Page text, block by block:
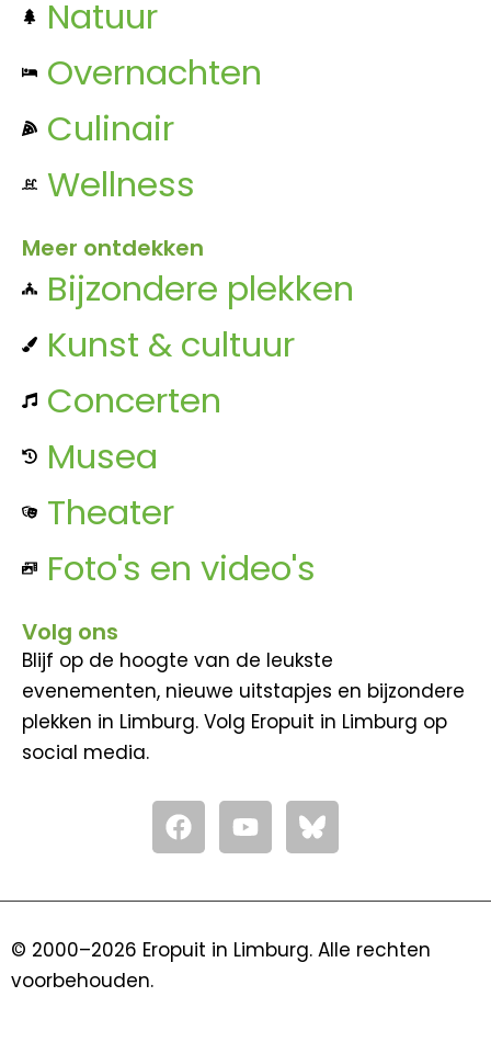
Natuur
Overnachten
Culinair
Wellness
Meer ontdekken
Bijzondere plekken
Kunst & cultuur
Concerten
Musea
Theater
Foto's en video's
Volg ons
Blijf op de hoogte van de leukste
evenementen, nieuwe uitstapjes en bijzondere
plekken in Limburg. Volg Eropuit in Limburg op
social media.
F
a
c
o
Y
o
u
b
© 2000–2026 Eropuit in Limburg. Alle rechten
voorbehouden.